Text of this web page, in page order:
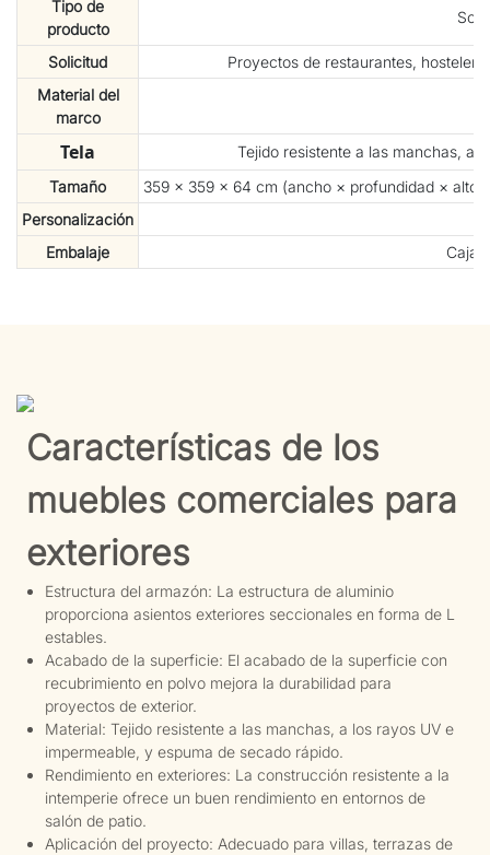
Tipo de
producto
Solicitud
Proyectos de restaurantes,
Material del
marco
Tela
Tejido resistente a las manchas, a
Tamaño
359 × 359 × 64 cm (ancho × profundidad × alto
Personalización
Embalaje
Caja
Características de los
muebles comerciales para
exteriores
Estructura del armazón: La estructura de aluminio
proporciona asientos exteriores seccionales en forma de L
estables.
Acabado de la superficie: El acabado de la superficie con
recubrimiento en polvo mejora la durabilidad para
proyectos de exterior.
Material: Tejido resistente a las manchas, a los rayos UV e
impermeable, y espuma de secado rápido.
Rendimiento en exteriores: La construcción resistente a la
intemperie ofrece un buen rendimiento en entornos de
salón de patio.
Aplicación del proyecto: Adecuado para villas, terrazas de